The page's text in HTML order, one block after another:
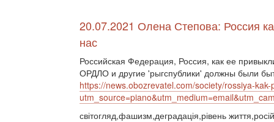
20.07.2021 Олена Степова: Россия
нас
Российская Федерация, Россия, как ее
ОРДЛО и другие 'рыгспублики' должны были
https://news.obozrevatel.com/society/rossiya-
світогляд,фашизм,деградація,рівень